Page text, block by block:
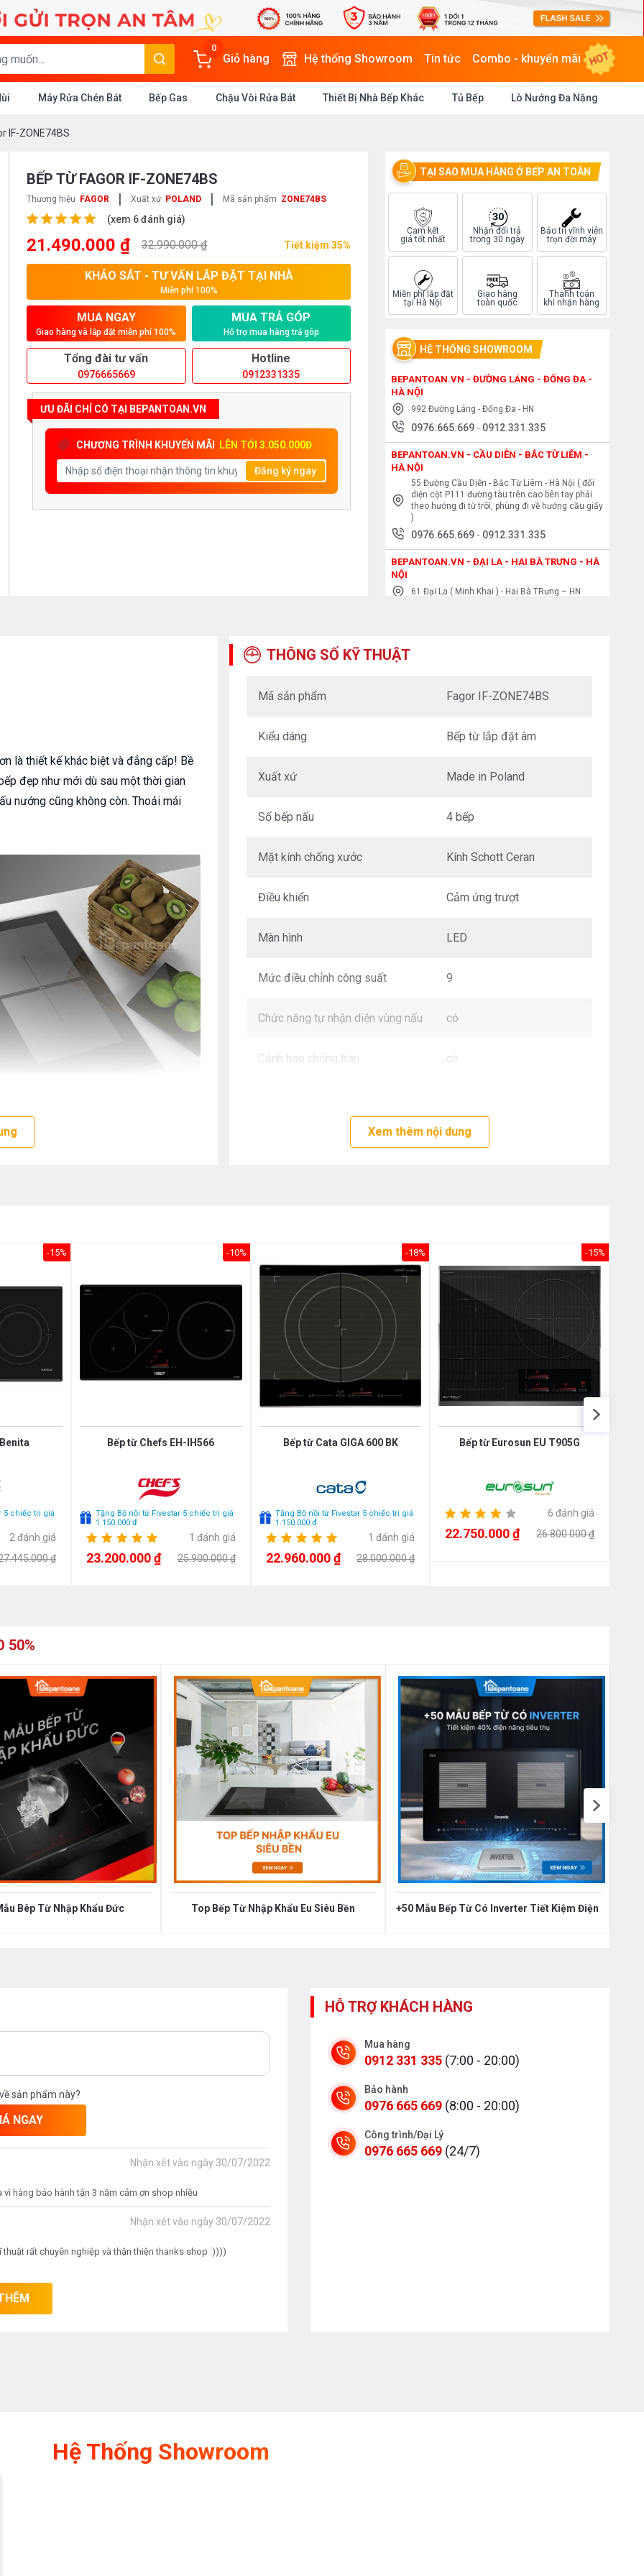
0
Giỏ hàng Hệ thống Showroom Tin tức Combo - khuyến mãi HOT
Máy Rửa Chén Bát Bếp Gas Chậu Vòi Rửa Bát Thiết Bị Nhà Bếp Khác Tủ Bếp Lò Nướng Đa Năng
IF-ZONE74BS
BẾP TỪ FAGOR IF-ZONE74BS
Thương hiệu FAGOR | Xuất xứ POLAND | Mã sản phẩm ZONE74BS
(xem 6 đánh giá)
21.490.000 ₫ 32.990.000 ₫ Tiết kiệm 35%
KHẢO SÁT - TƯ VẤN LẮP ĐẶT TẠI NHÀ
Miễn phí 100%
MUA NGAY
Giao hàng và lắp đặt miễn phí 100%
MUA TRẢ GÓP
Hỗ trợ mua hàng trả góp
Tổng đài tư vấn
0976665669
Hotline
0912331335
ƯU ĐÃI CHỈ CÓ TẠI BEPANTOAN.VN
CHƯƠNG TRÌNH KHUYẾN MÃI LÊN TỚI 3.050.000Đ
Đăng ký ngay
TẠI SAO MUA HÀNG Ở BẾP AN TOÀN
Cam kết
giá tốt nhất
Nhận đổi trả
trong 30 ngày
Bảo trì vĩnh viễn
trọn đời máy
Miễn phí lắp đặt
tại Hà Nội
Giao hàng
toàn quốc
Thanh toán
khi nhận hàng
HỆ THỐNG SHOWROOM
BEPANTOAN.VN - ĐƯỜNG LÁNG - ĐỐNG ĐA -
HÀ NỘI
992 Đường Láng - Đống Đa - HN
0976.665.669 - 0912.331.335
BEPANTOAN.VN - CẦU DIỄN - BẮC TỪ LIÊM -
HÀ NỘI
55 Đường Cầu Diễn - Bắc Từ Liêm - Hà Nội ( đối
diện cột P111 đường tàu trên cao bên tay phải
theo hướng đi từ trôi, phùng đi về hướng cầu giấy
)
0976.665.669 - 0912.331.335
BEPANTOAN.VN - ĐẠI LA - HAI BÀ TRƯNG - HÀ
NỘI
61 Đại La ( Minh Khai ) - Hai Bà TRưng – HN
XUÂN - HÀ NỘI
Căn 08 - TT1.4 Khu Dự Án Calyx Residence
0976.665.669 - 0912.331.335
BIÊN - HÀ NỘI
BẾP AN TOÀN SÓC SƠN
là thiết kế khác biệt và đẳng cấp! Bề
đẹp như mới dù sau một thời gian
nướng cũng không còn. Thoải mái
sử dụng Asen và kim loại nặng
nhiều lợi ích cho môi trường tự nhiên.
chế và sử dụng làm vật liệu xây
thành một vùng nấu lớn. Tính năng này
chảo, và xác định có bao nhiêu vùng
nấu sẽ phù hợp với kích cỡ nồi. Từ đó,
khi có thể dành thời gian để thư giãn!
cho phép bạn chuẩn bị bữa ăn
3 phút. Ngoài ra, thời gian chiên
cần thiết sẽ mất đi ít hơn. Bạn sẽ
THÔNG SỐ KỸ THUẬT
Mã sản phẩm Fagor IF-ZONE74BS
Kiểu dáng Bếp từ lắp đặt âm
Xuất xứ Made in Poland
Số bếp nấu 4 bếp
Mặt kính chống xước Kính Schott Ceran
Điều khiển Cảm ứng trượt
Màn hình LED
Mức điều chỉnh công suất 9
Chức năng tự nhận diện vùng nấu có
Cảnh báo chống tràn có
Vùng trái ở trên: 22x19 cm 2.2/3.7 kW
Kích thước mặt kính 770R x 518S x 55C mm
Kích thước cắt đá 750R x 490S x 55C mm
Xem thêm nội dung
-15%
5 chiếc trị giá
2 đánh giá
₫
-10%
Bếp từ Chefs EH-IH566
Tặng Bộ nồi từ Fivestar 5 chiếc trị giá
1.150.000 đ
1 đánh giá
23.200.000 ₫ 25.900.000 ₫
-18%
Bếp từ Cata GIGA 600 BK
Tặng Bộ nồi từ Fivestar 5 chiếc trị giá
1.150.000 đ
1 đánh giá
22.960.000 ₫ 28.000.000 ₫
-15%
Bếp từ Eurosun EU T905G
6 đánh giá
22.750.000 ₫ 26.800.000 ₫
50%
Bêp Từ Nhập Khẩu Đức Top Bếp Từ Nhập Khẩu Eu Siêu Bền +50 Mẫu Bếp Từ Có Inverter Tiết Kiệm Điện
sản phẩm này?
NGAY
Nhận xét vào ngày 30/07/2022
hàng bảo hành tận 3 năm cảm ơn shop nhiều
Nhận xét vào ngày 30/07/2022
rất chuyên nghiệp và thận thiện thanks shop :))))
HỖ TRỢ KHÁCH HÀNG
Mua hàng
0912 331 335 (7:00 - 20:00)
Bảo hành
0976 665 669 (8:00 - 20:00)
Công trình/Đại Lý
0976 665 669 (24/7)
Hệ Thống Showroom